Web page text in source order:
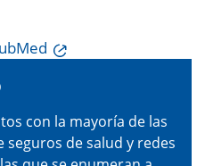
con la mayoría de las
de salud y redes